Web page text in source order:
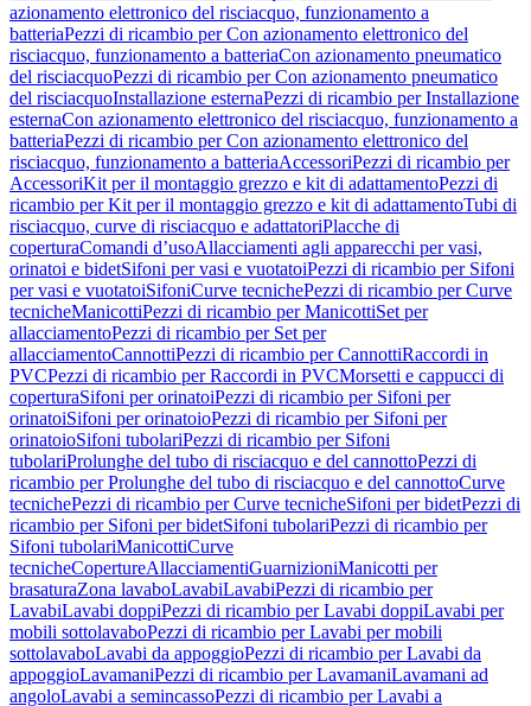
azionamento elettronico del risciacquo, funzionamento a
batteriaPezzi di ricambio per Con azionamento elettronico del
risciacquo, funzionamento a batteriaCon azionamento pneumatico
del risciacquoPezzi di ricambio per Con azionamento pneumatico
del risciacquoInstallazione esternaPezzi di ricambio per Installazione
esternaCon azionamento elettronico del risciacquo, funzionamento a
batteriaPezzi di ricambio per Con azionamento elettronico del
risciacquo, funzionamento a batteriaAccessoriPezzi di ricambio per
AccessoriKit per il montaggio grezzo e kit di adattamentoPezzi di
ricambio per Kit per il montaggio grezzo e kit di adattamentoTubi di
risciacquo, curve di risciacquo e adattatoriPlacche di
coperturaComandi d’usoAllacciamenti agli apparecchi per vasi,
orinatoi e bidetSifoni per vasi e vuotatoiPezzi di ricambio per Sifoni
per vasi e vuotatoiSifoniCurve tecnichePezzi di ricambio per Curve
tecnicheManicottiPezzi di ricambio per ManicottiSet per
allacciamentoPezzi di ricambio per Set per
allacciamentoCannottiPezzi di ricambio per CannottiRaccordi in
PVCPezzi di ricambio per Raccordi in PVCMorsetti e cappucci di
coperturaSifoni per orinatoiPezzi di ricambio per Sifoni per
orinatoiSifoni per orinatoioPezzi di ricambio per Sifoni per
orinatoioSifoni tubolariPezzi di ricambio per Sifoni
tubolariProlunghe del tubo di risciacquo e del cannottoPezzi di
ricambio per Prolunghe del tubo di risciacquo e del cannottoCurve
tecnichePezzi di ricambio per Curve tecnicheSifoni per bidetPezzi di
ricambio per Sifoni per bidetSifoni tubolariPezzi di ricambio per
Sifoni tubolariManicottiCurve
tecnicheCopertureAllacciamentiGuarnizioniManicotti per
brasaturaZona lavaboLavabiLavabiPezzi di ricambio per
LavabiLavabi doppiPezzi di ricambio per Lavabi doppiLavabi per
mobili sottolavaboPezzi di ricambio per Lavabi per mobili
sottolavaboLavabi da appoggioPezzi di ricambio per Lavabi da
appoggioLavamaniPezzi di ricambio per LavamaniLavamani ad
angoloLavabi a semincassoPezzi di ricambio per Lavabi a